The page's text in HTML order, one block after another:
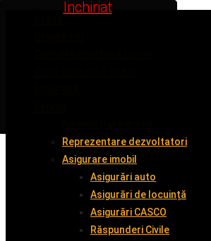
Reprezentare dezvoltatori
Asigurare imobil
Asigurări auto
Asigurări de locuință
Asigurări CASCO
Răspunderi Civile
Inchiriat
Inchiriat
Inchiriat
Inchiriat
Inchiriat